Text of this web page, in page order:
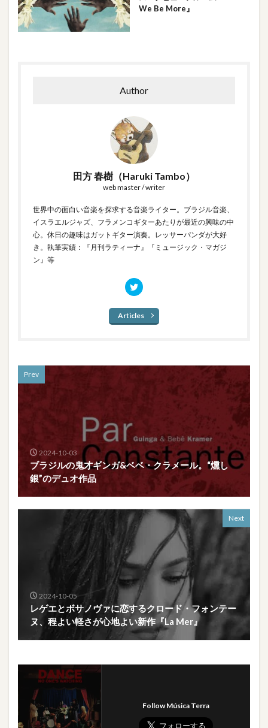
We Be More』
Author
田方 春樹（Haruki Tambo）
web master / writer
世界中の面白い音楽を探求する音楽ライター。ブラジル音楽、
イスラエルジャズ、フラメンコギターあたりが最近の興味の中
心。休日の趣味はガットギター演奏。レッサーパンダが大好
き。執筆実績：『月刊ラティーナ』『ミュージック・マガジ
ン』等
Articles
Prev
2024-10-03
ブラジルの鬼才ギンガ&ベベ・クラメール。“燻し
銀”のデュオ作品
Next
2024-10-05
レゲエとボサノヴァに恋するクロード・フォンテー
ヌ、程よい軽さが心地よい新作『La Mer』
Follow Música Terra